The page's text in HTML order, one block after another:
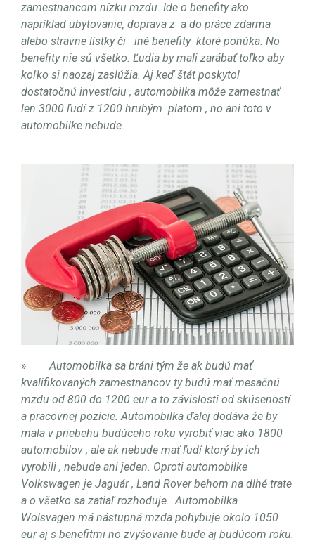
zamestnancom nízku mzdu. Ide o benefity ako
napríklad ubytovanie, doprava z a do práce zdarma
alebo stravne lístky či
iné benefity ktoré ponúka. No
benefity nie sú všetko. Ľudia by mali zarábať toľko aby
koľko si naozaj zaslúžia. Aj keď štát poskytol
dostatočnú investíciu , automobilka môže zamestnať
len 3000 ľudí z 1200 hrubým platom , no ani toto v
automobilke nebude.
»
Automobilka sa bráni tým že ak budú mať
kvalifikovaných zamestnancov ty budú mať mesačnú
mzdu od 800 do 1200 eur a to závislosti od skúseností
a pracovnej pozície. Automobilka ďalej dodáva že by
mala v priebehu budúceho roku vyrobiť viac ako 1800
automobilov , ale ak nebude mať ľudí ktorý by ich
vyrobili , nebude ani jeden. Oproti automobilke
Volkswagen je Jaguár , Land Rover behom na dlhé trate
a o všetko sa zatiaľ rozhoduje. Automobilka
Wolsvagen má nástupná mzda pohybuje okolo 1050
eur aj s benefitmi no zvyšovanie bude aj budúcom roku.